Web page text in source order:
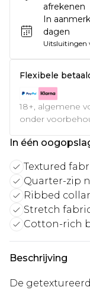
afrekenen
In
dagen
Uitsluitingen
Flexibele
18+, algemene
onder
In één
Textured
Quarter-zip
Ribbed
Stretch
Cotton-rich
Beschrijving
De